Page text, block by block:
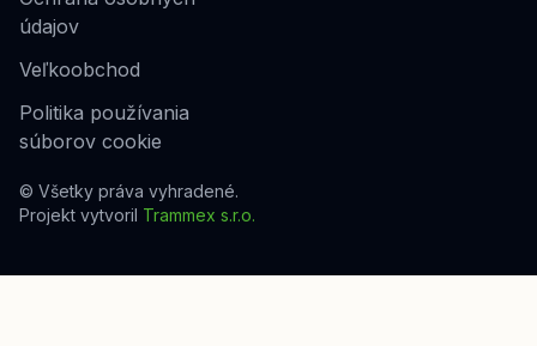
údajov
Veľkoobchod
Politika používania
súborov cookie
© Všetky práva vyhradené.
Projekt vytvoril Trammex s.r.o.